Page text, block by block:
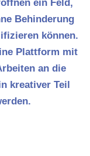
ein Feld,
Behinderung
können.
Plattform mit
an die
kreativer Teil